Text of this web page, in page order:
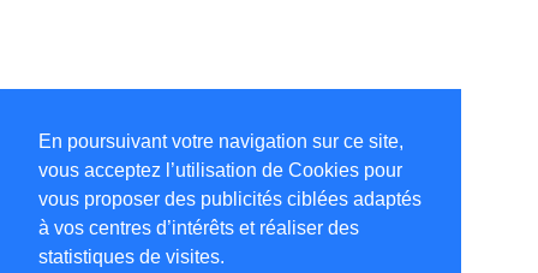
En poursuivant votre navigation sur ce site,
vous acceptez l’utilisation de Cookies pour
vous proposer des publicités ciblées adaptés
à vos centres d’intérêts et réaliser des
statistiques de visites.